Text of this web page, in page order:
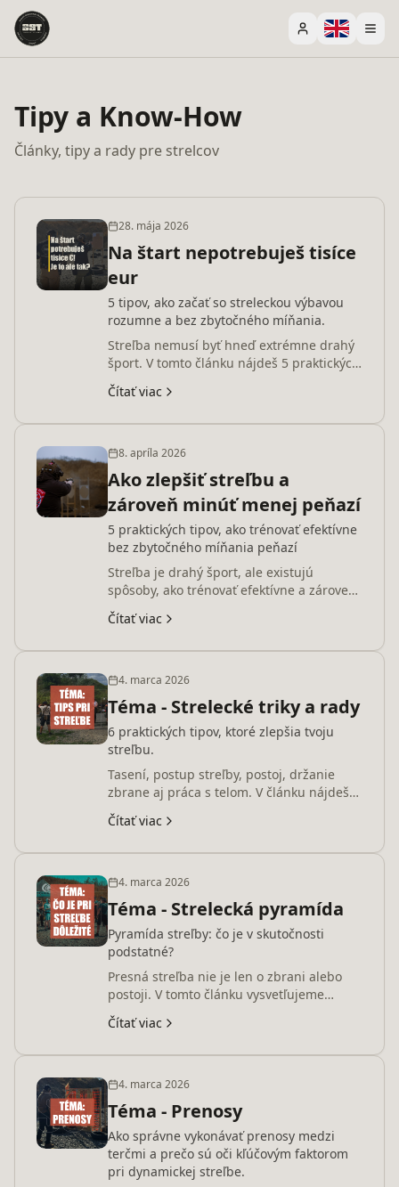
Tipy a Know-How
Články, tipy a rady pre strelcov
28. mája 2026
Na štart nepotrebuješ tisíce
eur
5 tipov, ako začať so streleckou výbavou
rozumne a bez zbytočného míňania.
Streľba nemusí byť hneď extrémne drahý
šport. V tomto článku nájdeš 5 praktických
tipov, kde sa dá na začiatku šetriť a kde sa
šetriť neoplatí.
Čítať viac
8. apríla 2026
Ako zlepšiť streľbu a
zároveň minúť menej peňazí
5 praktických tipov, ako trénovať efektívne
bez zbytočného míňania peňazí
Streľba je drahý šport, ale existujú
spôsoby, ako trénovať efektívne a zároveň
ušetriť. Pozri si 5 praktických tipov, ktoré ti
pomôžu zlepšiť sa bez zbytočných
Čítať viac
4. marca 2026
Téma - Strelecké triky a rady
6 praktických tipov, ktoré zlepšia tvoju
streľbu.
Tasení, postup streľby, postoj, držanie
zbrane aj práca s telom. V článku nájdeš
niekoľko jednoduchých tipov, ktoré
pomáhajú zlepšiť presnosť, rýchlosť aj
Čítať viac
4. marca 2026
Téma - Strelecká pyramída
Pyramída streľby: čo je v skutočnosti
podstatné?
Presná streľba nie je len o zbrani alebo
postoji. V tomto článku vysvetľujeme
pyramídu základných prvkov streľby – od
postoja a vybavenia až po prácu na spúšti.
oplatí pracovať najviac.
Čítať viac
4. marca 2026
Téma - Prenosy
Ako správne vykonávať prenosy medzi
terčmi a prečo sú oči kľúčovým faktorom
pri dynamickej streľbe.